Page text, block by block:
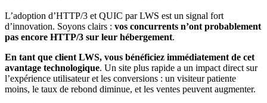
L’adoption d’HTTP/3 et QUIC par LWS est un signal fort
d’innovation. Soyons clairs : vos concurrents n’ont probablement
pas encore HTTP/3 sur leur hébergement.
En tant que client LWS, vous bénéficiez immédiatement de cet
avantage technologique. Un site plus rapide a un impact direct sur
l’expérience utilisateur et les conversions : un visiteur patiente
moins, le taux de rebond diminue, et les ventes peuvent augmenter.